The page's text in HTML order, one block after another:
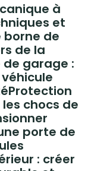
à
et
de
de la
garage :
chocs de
porte de
: créer